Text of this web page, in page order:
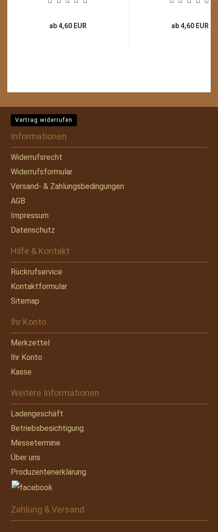
ab 4,60 EUR ab 4,60 EUR
Vertrag widerrufen
Informationen
Widerrufsrecht
Widerrufsformular
Versand- & Zahlungsbedingungen
AGB
Impressum
Datenschutz
Hilfe & Kontakt
Rückrufservice
Kontaktformular
Sitemap
Ihr Konto
Merkzettel
Ihr Konto
Kasse
Weitere Informationen
Ladengeschäft
Betriebsbesichtigung
Messetermine
Über uns
Produzentenerklärung
Zahlung & Versand